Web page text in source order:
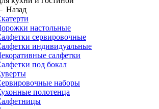
Назад
настольные
сервировочные
индивидуальные
салфетки
под бокал
наборы
полотенца